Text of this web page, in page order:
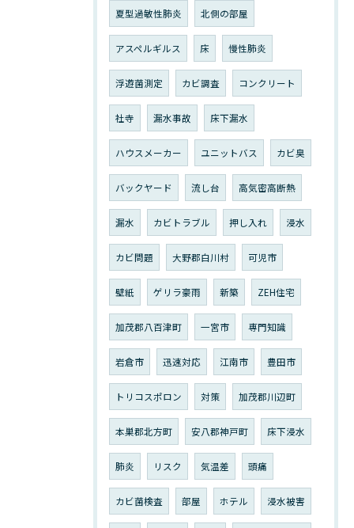
夏型過敏性肺炎 北側の部屋
アスペルギルス 床 慢性肺炎
浮遊菌測定 カビ調査 コンクリート
社寺 漏水事故 床下漏水
ハウスメーカー ユニットバス カビ臭
バックヤード 流し台 高気密高断熱
漏水 カビトラブル 押し入れ 浸水
カビ問題 大野郡白川村 可児市
壁紙 ゲリラ豪雨 新築 ZEH住宅
加茂郡八百津町 一宮市 専門知識
岩倉市 迅速対応 江南市 豊田市
トリコスポロン 対策 加茂郡川辺町
本巣郡北方町 安八郡神戸町 床下浸水
肺炎 リスク 気温差 頭痛
カビ菌検査 部屋 ホテル 浸水被害